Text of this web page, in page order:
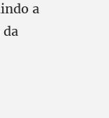
a
da